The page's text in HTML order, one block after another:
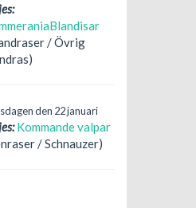
/ Övrig
den 22 januari
Kommande valpar
/ Schnauzer)